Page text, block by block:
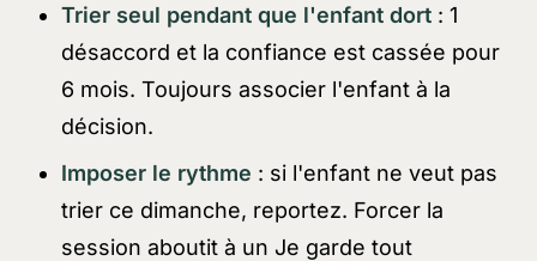
Trier seul pendant que l'enfant dort : 1
désaccord et la confiance est cassée pour
6 mois. Toujours associer l'enfant à la
décision.
Imposer le rythme : si l'enfant ne veut pas
trier ce dimanche, reportez. Forcer la
session aboutit à un Je garde tout